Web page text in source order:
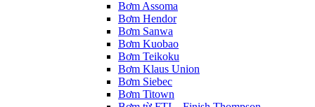
Bơm Assoma
Bơm Hendor
Bơm Sanwa
Bơm Kuobao
Bơm Teikoku
Bơm Klaus Union
Bơm Siebec
Bơm Titown